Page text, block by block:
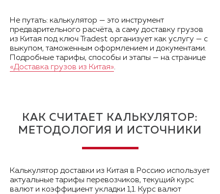
Не путать: калькулятор — это инструмент
предварительного расчёта, а саму доставку грузов
из Китая под ключ Tradest организует как услугу — с
выкупом, таможенным оформлением и документами.
Подробные тарифы, способы и этапы — на странице
«Доставка грузов из Китая».
КАК СЧИТАЕТ КАЛЬКУЛЯТОР:
МЕТОДОЛОГИЯ И ИСТОЧНИКИ
Калькулятор доставки из Китая в Россию использует
актуальные тарифы перевозчиков, текущий курс
валют и коэффициент укладки 1,1. Курс валют